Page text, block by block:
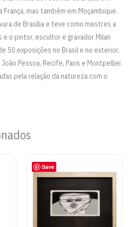
França, mas também em Moçambique.
de Brasília e teve como mestres a
e o pintor, escultor e gravador Milan
50 exposições no Brasil e no exterior,
Pessoa, Recife, Paris e Montpellier.
pela relação da natureza com o
Save